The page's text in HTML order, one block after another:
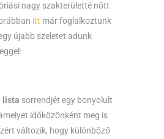
nagy szakterületté nőtt
itt már foglalkoztunk
újabb szeletet adunk
lista sorrendjét egy bonyolult
időközönként meg is
változik, hogy különböző